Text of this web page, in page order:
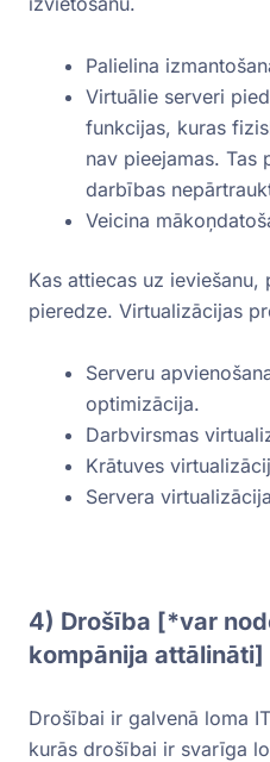
Palielina
Virtuālie serveri
funkcijas, kuras
nav pieejamas. Tas
darbības
Veicina
Kas attiecas uz ieviešanu,
pieredze. Virtualizācijas
Serveru
optimizācija.
Darbvirsmas
Krātuves
Servera
4) Drošība [*var
kompānija attālināti]
Drošībai ir galvenā loma
kurās drošībai ir svarīga